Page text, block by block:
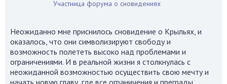
Участница форума о сновидениях
Неожиданно мне приснилось сновидение о Крыльях, и
оказалось, что они символизируют свободу и
возможность полететь высоко над проблемами и
ограничениями. И в реальной жизни я столкнулась с
неожиданной возможностью осуществить свою мечту и
начать новую главу, где все ограничения и преграды